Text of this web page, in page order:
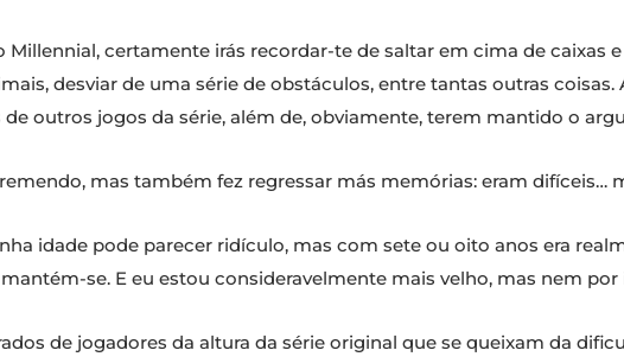
Millennial, certamente irás recordar-te de saltar em cima de caixas
desviar de uma série de obstáculos, entre tantas outras
de outros jogos da série, além de, obviamente, terem mantido o
mas também fez regressar más memórias: eram difíceis…
idade pode parecer ridículo, mas com sete ou oito anos era
se. E eu estou consideravelmente mais velho, mas nem
de jogadores da altura da série original que se queixam da